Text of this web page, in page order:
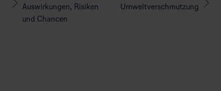
Auswirkungen, Risiken
und Chancen
Umweltverschmutzung